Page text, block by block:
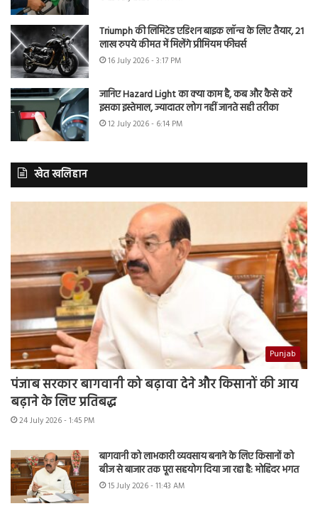
Triumph की लिमिटेड एडिशन बाइक लॉन्च के लिए तैयार, 21
लाख रुपये कीमत में मिलेंगे प्रीमियम फीचर्स
16 July 2026 - 3:17 PM
जानिए Hazard Light का क्या काम है, कब और कैसे करें
इसका इस्तेमाल, ज्यादातर लोग नहीं जानते सही तरीका
12 July 2026 - 6:14 PM
खेत खलिहान
Punjab
पंजाब सरकार बागवानी को बढ़ावा देने और किसानों की आय
बढ़ाने के लिए प्रतिबद्ध
24 July 2026 - 1:45 PM
बागवानी को लाभकारी व्यवसाय बनाने के लिए किसानों को
बीज से बाजार तक पूरा सहयोग दिया जा रहा है: मोहिंदर भगत
15 July 2026 - 11:43 AM